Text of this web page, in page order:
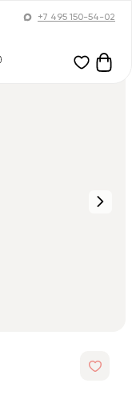
+7 495 150-54-02